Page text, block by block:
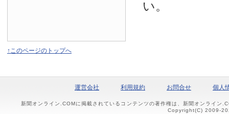
い。
↑このページのトップへ
運営会社 利用規約 お問合せ 個人
新聞オンライン.COMに掲載されているコンテンツの著作権は、新聞オンライン
Copyright(C) 2009-